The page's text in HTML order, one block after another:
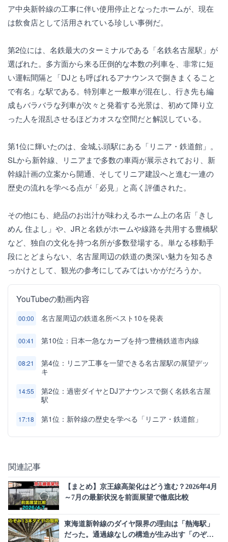
ア中央新幹線の工事に伴い使用停止となったホームが、現在
は飲食店として活用されている珍しい事例だ。
第2位には、名鉄最大のターミナルである「名鉄名古屋駅」が
選ばれた。多方面から来る圧倒的な本数の列車を、非常に短
い運転間隔と「DJとも呼ばれるアナウンスで捌きまくること
で有名」な駅である。特別車と一般車が混在し、行き先も編
成もバラバラな列車が次々と発着する光景は、初めて降り立
った人を混乱させるほどカオスな空間だと解説している。
第1位に輝いたのは、金城ふ頭駅にある「リニア・鉄道館」。
SLから新幹線、リニアまで多数の車両が展示されており、新
幹線計画の立案から開通、そしてリニア建設へと進む一連の
歴史の流れを学べる点が「必見」と高く評価された。
その他にも、絶品のお出汁が味わえるホーム上の名店「きし
めん 住よし」や、JRと名鉄がホームや線路を共用する豊橋駅
など、独自の文化を持つ名所が多数登場する。単なる移動手
段にとどまらない、名古屋周辺の鉄道の奥深い魅力を知るき
っかけとして、観光の参考にしてみてはいかがだろうか。
YouTubeの動画内容
00:00 名古屋周辺の鉄道名所ベスト10を発表
00:41 第10位：日本一急なカーブを持つ豊橋鉄道市内線
08:21
第4位：リニア工事を一望できる名古屋駅の展望デッ
キ
14:55
第2位：過密ダイヤとDJアナウンスで捌く名鉄名古屋
駅
17:18 第1位：新幹線の歴史を学べる「リニア・鉄道館」
関連記事
【まとめ】京王線高架化はどう進む？2026年4月
～7月の最新状況を前面展望で徹底比較
東海道新幹線のダイヤ限界の理由は「熱海駅」
だった。通過線なしの構造が生み出す「のぞみ